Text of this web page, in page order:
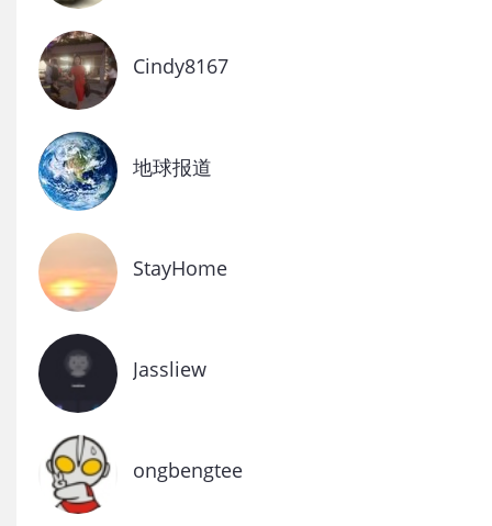
Cindy8167
地球报道
StayHome
Jassliew
ongbengtee